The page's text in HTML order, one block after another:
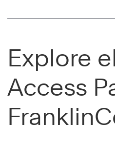
Explore el All
Access